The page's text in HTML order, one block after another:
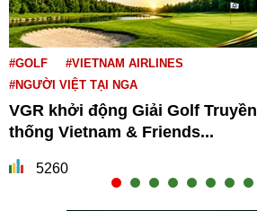
#GOLF
#VIETNAM AIRLINES
#NGƯỜI VIỆT TẠI NGA
VGR khởi động Giải Golf Truyền
thống Vietnam & Friends...
5260